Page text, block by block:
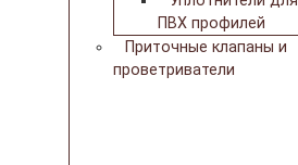
ПВХ профилей
Приточные клапаны и
проветриватели